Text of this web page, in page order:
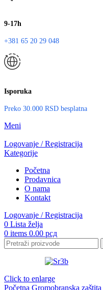
9-17h
+381 65 20 29 048
Isporuka
Preko 30.000 RSD besplatna
Meni
Logovanje / Registracija
Kategorije
Početna
Prodavnica
O nama
Kontakt
Logovanje / Registracija
0 Lista želja
0 items 0.00 рсд
Click to enlarge
Početna Gromobranska zaštita